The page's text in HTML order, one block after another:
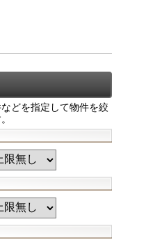
どを指定して物件を絞